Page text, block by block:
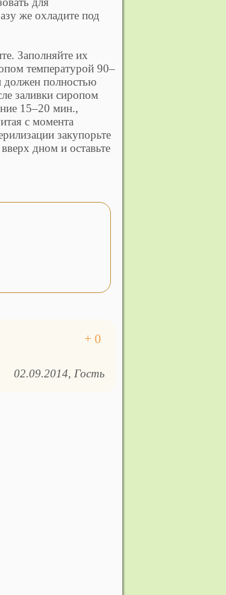
же охладите под
Заполняйте их
температурой 90–
должен полностью
заливки сиропом
15–20 мин.,
с момента
закупорьте
дном и оставьте
02.09.2014 Гость